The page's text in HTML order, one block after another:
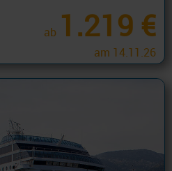
ab 1.219 €
am 14.11.26